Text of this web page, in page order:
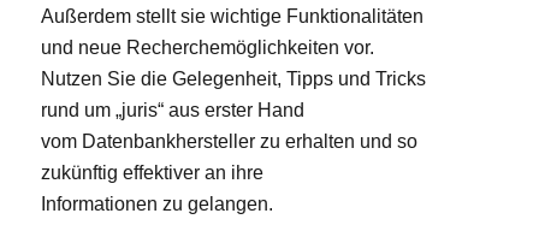
Außerdem stellt sie wichtige Funktionalitäten
und neue Recherchemöglichkeiten vor.
Nutzen Sie die Gelegenheit, Tipps und Tricks
rund um „juris“ aus erster Hand
vom Datenbankhersteller zu erhalten und so
zukünftig effektiver an ihre
Informationen zu gelangen.